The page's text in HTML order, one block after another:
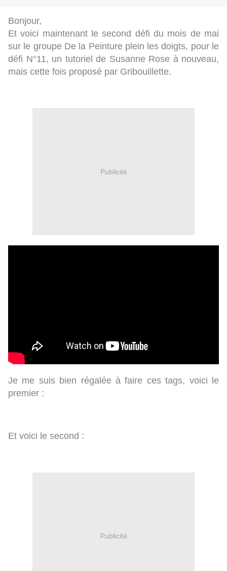
Bonjour,
Et voici maintenant le second défi du mois de mai
sur le groupe De la Peinture plein les doigts, pour le
défi N°11, un tutoriel de Susanne Rose à nouveau,
mais cette fois proposé par Gribouillette.
Publicité
Je me suis bien régalée à faire ces tags, voici le
premier :
Et voici le second :
Publicité